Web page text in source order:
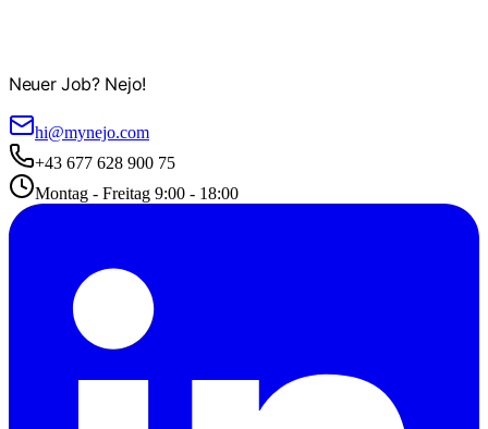
Neuer Job? Nejo!
hi@mynejo.com
+43 677 628 900 75
Montag - Freitag 9:00 - 18:00